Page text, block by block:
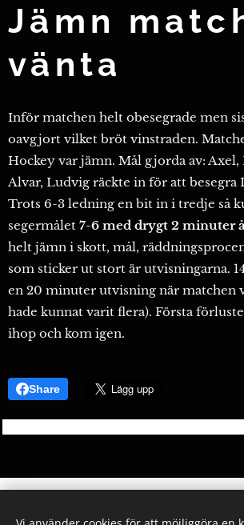
Jämn
vänta
Inför matchen helt obesegrade men
oavgjort vilket bröt vinstraden.
Hockey var jämn. Mål gjorda av:
Alvar, Ludvig räckte in för att besegra
Trots 6-3 ledning en bit in i tredje så
segermålet 7-6 med drygt 2 minuter
helt jämn i skott, mål,
som sticker ut stort är utvisningarna.
en 20 minuter utvisning när matchen
hade kunnat varit flera). Första
ihop och kom igen.
Share